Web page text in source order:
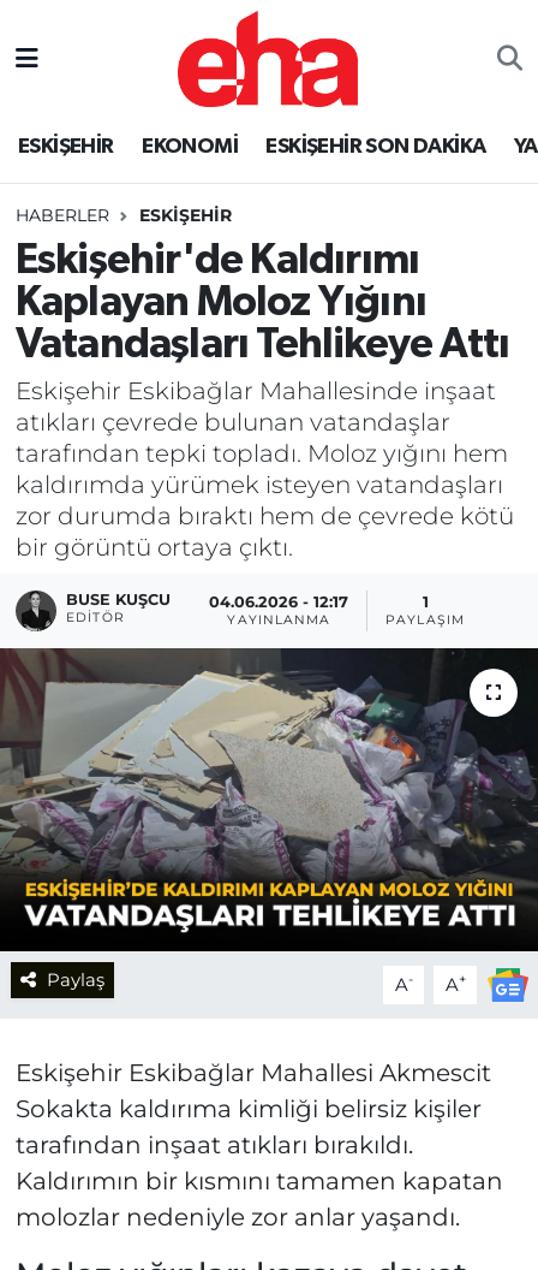
ESKİŞEHİR EKONOMİ ESKİŞEHİR SON DAKİKA
HABERLER ESKİŞEHİR
Eskişehir'de Kaldırımı
Kaplayan Moloz Yığını
Vatandaşları Tehlikeye Attı
Eskişehir Eskibağlar Mahallesinde inşaat
atıkları çevrede bulunan vatandaşlar
tarafından tepki topladı. Moloz yığını hem
kaldırımda yürümek isteyen vatandaşları
zor durumda bıraktı hem de çevrede kötü
bir görüntü ortaya çıktı.
BUSE KUŞCU
EDITÖR
04.06.2026 - 12:17
YAYINLANMA
1
PAYLAŞIM
Paylaş A- A+
Eskişehir Eskibağlar Mahallesi Akmescit
Sokakta kaldırıma kimliği belirsiz kişiler
tarafından inşaat atıkları bırakıldı.
Kaldırımın bir kısmını tamamen kapatan
molozlar nedeniyle zor anlar yaşandı.